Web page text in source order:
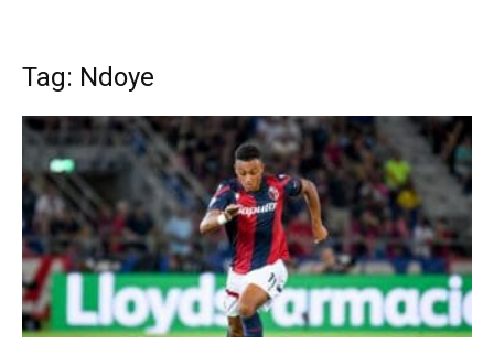
Tag: Ndoye